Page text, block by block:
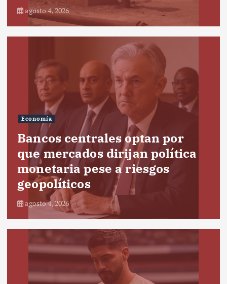
agosto 4, 2026
Economía
Bancos centrales optan por
que mercados dirijan política
monetaria pese a riesgos
geopolíticos
agosto 4, 2026